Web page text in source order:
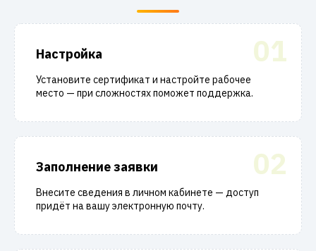
01
Настройка
Установите сертификат и настройте рабочее
место — при сложностях поможет поддержка.
02
Заполнение заявки
Внесите сведения в личном кабинете — доступ
придёт на вашу электронную почту.